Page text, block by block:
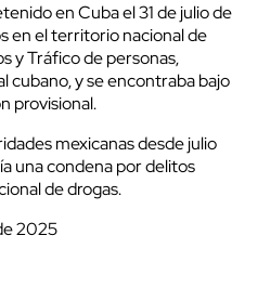
en Cuba el 31 de julio de
en el territorio nacional de
y Tráfico de personas,
cubano, y se encontraba bajo
provisional.
mexicanas desde julio
una condena por delitos
de drogas.
2025